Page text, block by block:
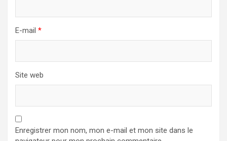
E-mail *
Site web
Enregistrer mon nom, mon e-mail et mon site dans le